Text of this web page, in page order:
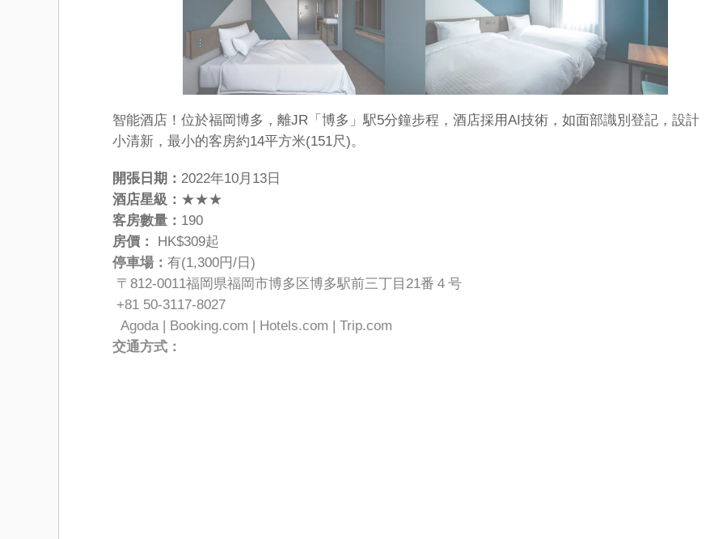
智能酒店！位於福岡博多，離JR「博多」駅5分鐘步程，酒店採用AI技術，如面部識別登記，設計
小清新，最小的客房約14平方米(151尺)。
開張日期： 2022年10月13日
酒店星級： ★★★
客房數量： 190
房價：
HK$309起
停車場： 有(1,300円/日)
〒812-0011福岡県福岡市博多区博多駅前三丁目21番４号
+81 50-3117-8027
Agoda | Booking.com | Hotels.com | Trip.com
交通方式：